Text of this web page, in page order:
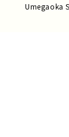
Umegaoka